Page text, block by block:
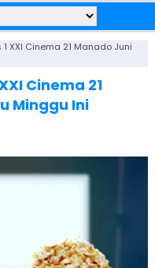
XXI Cinema 21 Manado Juni
Cinema 21
Minggu Ini